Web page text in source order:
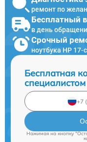
ремонт по
Бесплатный
в день
Срочный
ноутбука HP 17-
Бесплатная
специалистом
Нажимая на кнопку